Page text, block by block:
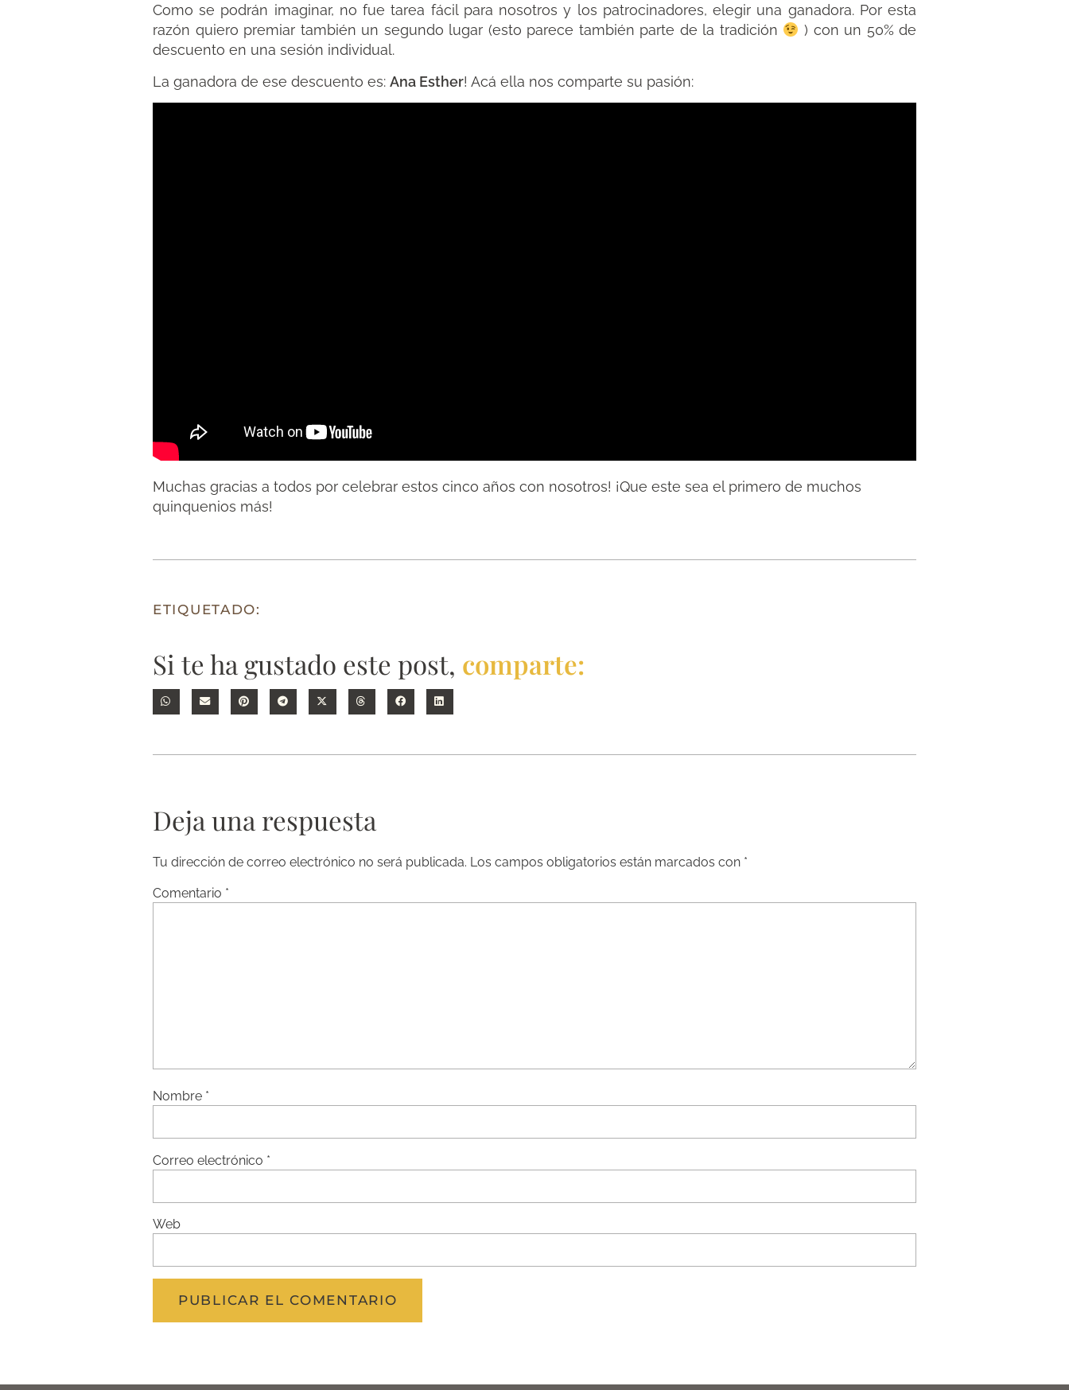
Como se podrán imaginar, no fue tarea fácil para nosotros y los patrocinadores, elegir una ganadora. Por esta
razón quiero premiar también un segundo lugar (esto parece también parte de la tradición
) con un 50% de
descuento en una sesión individual.
La ganadora de ese descuento es: Ana Esther! Acá ella nos comparte su pasión:
Muchas gracias a todos por celebrar estos cinco años con nosotros! ¡Que este sea el primero de muchos
quinquenios más!
ETIQUETADO:
Si te ha gustado este post, comparte:
Deja una respuesta
Tu dirección de correo electrónico no será publicada. Los campos obligatorios están marcados con *
Comentario *
Nombre *
Correo electrónico *
Web